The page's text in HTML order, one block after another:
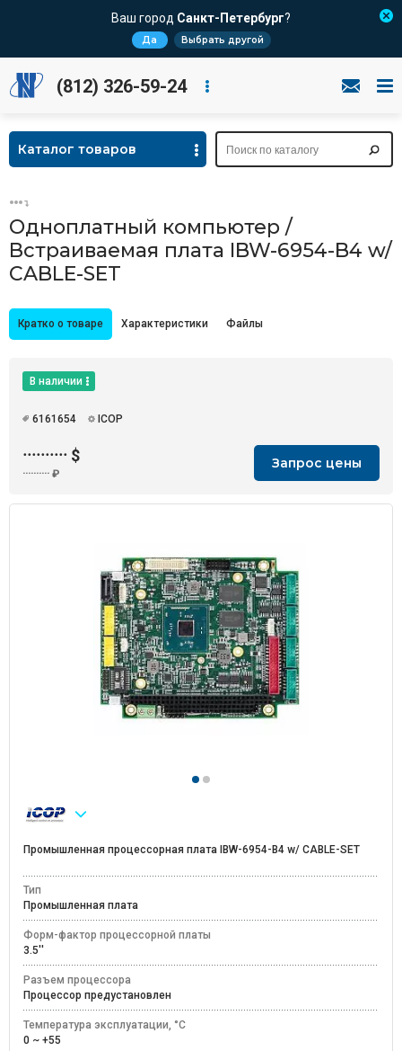
Ваш город Санкт-Петербург?
Да Выбрать другой
(812) 326-59-24
Каталог товаров
Одноплатный компьютер /
Встраиваемая плата IBW-6954-B4 w/
CABLE-SET
Кратко о товаре Характеристики Файлы
В наличии
6161654 ICOP
·········· $
·········· ₽
Запрос цены
Промышленная процессорная плата IBW-6954-B4 w/ CABLE-SET
Тип
Промышленная плата
Форм-фактор процессорной платы
3.5''
Разъем процессора
Процессор предустановлен
Температура эксплуатации, °C
0 ~ +55